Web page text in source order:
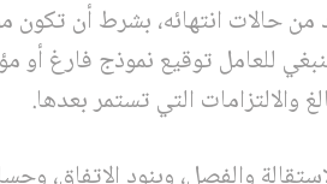
من حالات انتهائه، بشرط أن تكون
للعامل توقيع نموذج فارغ
والالتزامات التي تستمر بعدها.